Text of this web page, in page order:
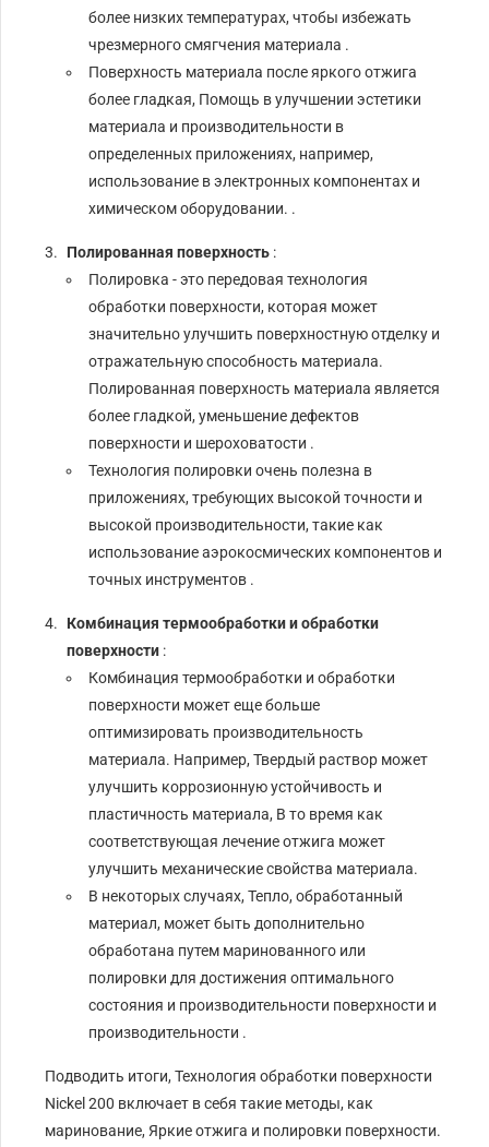
более низких температурах, чтобы избежать
чрезмерного смягчения материала .
Поверхность материала после яркого отжига
более гладкая, Помощь в улучшении эстетики
материала и производительности в
определенных приложениях, например,
использование в электронных компонентах и ​​
химическом оборудовании. .
Полированная поверхность :
Полировка - это передовая технология
обработки поверхности, которая может
значительно улучшить поверхностную отделку и
отражательную способность материала.
Полированная поверхность материала является
более гладкой, уменьшение дефектов
поверхности и шероховатости .
Технология полировки очень полезна в
приложениях, требующих высокой точности и
высокой производительности, такие как
использование аэрокосмических компонентов и
точных инструментов .
Комбинация термообработки и обработки
поверхности :
Комбинация термообработки и обработки
поверхности может еще больше
оптимизировать производительность
материала. Например, Твердый раствор может
улучшить коррозионную устойчивость и
пластичность материала, В то время как
соответствующая лечение отжига может
улучшить механические свойства материала.
В некоторых случаях, Тепло, обработанный
материал, может быть дополнительно
обработана путем маринованного или
полировки для достижения оптимального
состояния и производительности поверхности и
производительности .
Подводить итоги, Технология обработки поверхности
Nickel 200 включает в себя такие методы, как
маринование, Яркие отжига и полировки поверхности.